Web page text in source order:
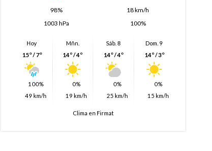
98%
18 km/h
1003 hPa
100%
Hoy
15º / 7º
100%
49 km/h
Mñn.
14º / 4º
0%
19 km/h
Sáb. 8
14º / 4º
0%
25 km/h
Dom. 9
14º / 3º
0%
15 km/h
Clima en Firmat